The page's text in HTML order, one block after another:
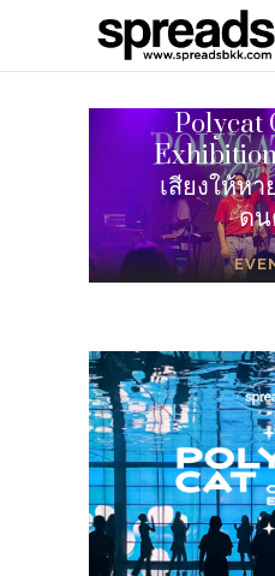
Polycat
เสียงให้ห
ดน